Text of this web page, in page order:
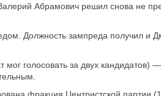
Абрамович решил снова не
Должность зампреда получил и
мог голосовать за двух